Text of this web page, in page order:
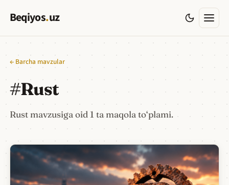
Beqiyos.uz
← Barcha mavzular
#Rust
Rust mavzusiga oid 1 ta maqola to‘plami.